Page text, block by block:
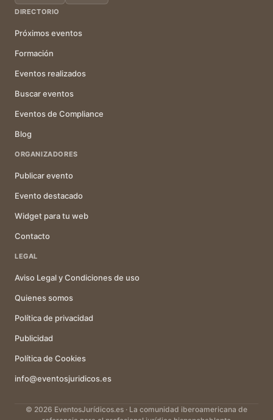
DIRECTORIO
Próximos eventos
Formación
Eventos realizados
Buscar eventos
Eventos de Compliance
Blog
ORGANIZADORES
Publicar evento
Evento destacado
Widget para tu web
Contacto
LEGAL
Aviso Legal y Condiciones de uso
Quienes somos
Política de privacidad
Publicidad
Política de Cookies
info@eventosjuridicos.es
© 2026 EventosJurídicos.es · La comunidad iberoamericana de